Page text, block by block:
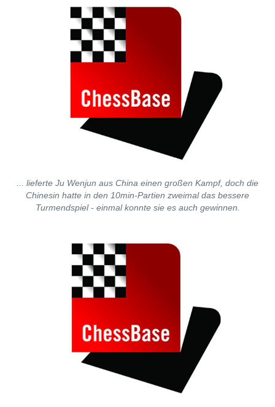
... lieferte Ju Wenjun aus China einen großen Kampf, doch die
Chinesin hatte in den 10min-Partien zweimal das bessere
Turmendspiel - einmal konnte sie es auch gewinnen.